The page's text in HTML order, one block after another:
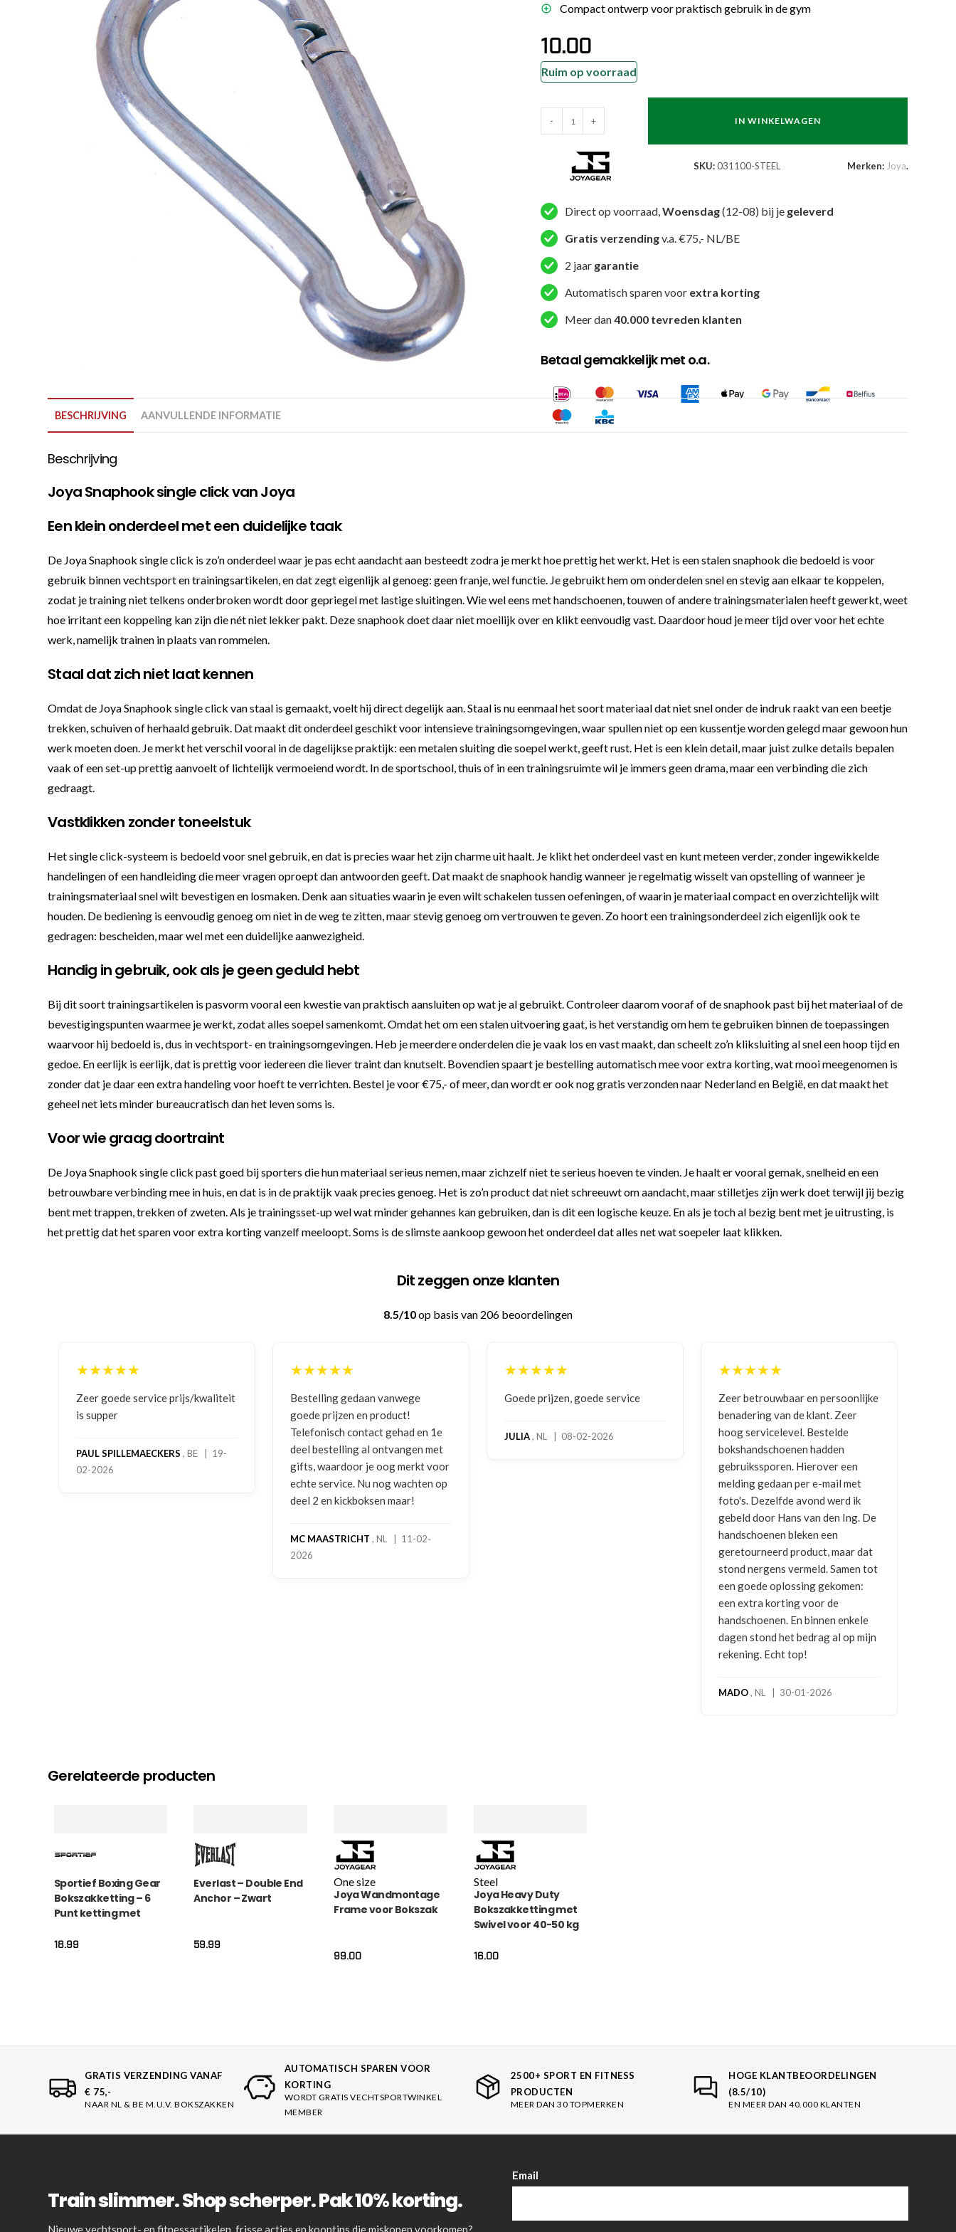
Taekwondo
Brazilian Jiu jitsu
Voor dames
Zakhandschoenen
Trainingsartikelen
Bokszak
Bevestigingsmateriaal
Stoot- en trapkussens
Stootkussens en pads
Compact ontwerp voor praktisch gebruik in de gym
10.00
Ruim op voorraad
Snaphook
aantal
- + IN WINKELWAGEN
SKU:031100-STEEL Merken: Joya.
Direct op voorraad,Woensdag(12-08) bij je geleverd
Gratis verzendingv.a. €75,- NL/BE
2 jaar garantie
Automatisch sparen voor extra korting
Meer dan40.000 tevreden klanten
Betaal gemakkelijk met o.a.
BESCHRIJVING AANVULLENDE INFORMATIE
Beschrijving
Joya Snaphook single click van Joya
Een klein onderdeel met een duidelijke taak
De Joya Snaphook single click is zo’n onderdeel waar je pas echt aandacht aan besteedt zodra je merkt hoe prettig het werkt. Het is een stalen snaphook die bedoeld is voor
gebruik binnen vechtsport en trainingsartikelen, en dat zegt eigenlijk al genoeg: geen franje, wel functie. Je gebruikt hem om onderdelen snel en stevig aan elkaar te koppelen,
zodat je training niet telkens onderbroken wordt door gepriegel met lastige sluitingen. Wie wel eens met handschoenen, touwen of andere trainingsmaterialen heeft gewerkt, weet
hoe irritant een koppeling kan zijn die nét niet lekker pakt. Deze snaphook doet daar niet moeilijk over en klikt eenvoudig vast. Daardoor houd je meer tijd over voor het echte
werk, namelijk trainen in plaats van rommelen.
Staal dat zich niet laat kennen
Omdat de Joya Snaphook single click van staal is gemaakt, voelt hij direct degelijk aan. Staal is nu eenmaal het soort materiaal dat niet snel onder de indruk raakt van een beetje
trekken, schuiven of herhaald gebruik. Dat maakt dit onderdeel geschikt voor intensieve trainingsomgevingen, waar spullen niet op een kussentje worden gelegd maar gewoon hun
werk moeten doen. Je merkt het verschil vooral in de dagelijkse praktijk: een metalen sluiting die soepel werkt, geeft rust. Het is een klein detail, maar juist zulke details bepalen
vaak of een set-up prettig aanvoelt of lichtelijk vermoeiend wordt. In de sportschool, thuis of in een trainingsruimte wil je immers geen drama, maar een verbinding die zich
gedraagt.
Vastklikken zonder toneelstuk
Het single click-systeem is bedoeld voor snel gebruik, en dat is precies waar het zijn charme uit haalt. Je klikt het onderdeel vast en kunt meteen verder, zonder ingewikkelde
handelingen of een handleiding die meer vragen oproept dan antwoorden geeft. Dat maakt de snaphook handig wanneer je regelmatig wisselt van opstelling of wanneer je
trainingsmateriaal snel wilt bevestigen en losmaken. Denk aan situaties waarin je even wilt schakelen tussen oefeningen, of waarin je materiaal compact en overzichtelijk wilt
houden. De bediening is eenvoudig genoeg om niet in de weg te zitten, maar stevig genoeg om vertrouwen te geven. Zo hoort een trainingsonderdeel zich eigenlijk ook te
gedragen: bescheiden, maar wel met een duidelijke aanwezigheid.
Handig in gebruik, ook als je geen geduld hebt
Bij dit soort trainingsartikelen is pasvorm vooral een kwestie van praktisch aansluiten op wat je al gebruikt. Controleer daarom vooraf of de snaphook past bij het materiaal of de
bevestigingspunten waarmee je werkt, zodat alles soepel samenkomt. Omdat het om een stalen uitvoering gaat, is het verstandig om hem te gebruiken binnen de toepassingen
waarvoor hij bedoeld is, dus in vechtsport- en trainingsomgevingen. Heb je meerdere onderdelen die je vaak los en vast maakt, dan scheelt zo’n kliksluiting al snel een hoop tijd en
gedoe. En eerlijk is eerlijk, dat is prettig voor iedereen die liever traint dan knutselt. Bovendien spaart je bestelling automatisch mee voor extra korting, wat mooi meegenomen is
zonder dat je daar een extra handeling voor hoeft te verrichten. Bestel je voor €75,- of meer, dan wordt er ook nog gratis verzonden naar Nederland en België, en dat maakt het
geheel net iets minder bureaucratisch dan het leven soms is.
Voor wie graag doortraint
De Joya Snaphook single click past goed bij sporters die hun materiaal serieus nemen, maar zichzelf niet te serieus hoeven te vinden. Je haalt er vooral gemak, snelheid en een
betrouwbare verbinding mee in huis, en dat is in de praktijk vaak precies genoeg. Het is zo’n product dat niet schreeuwt om aandacht, maar stilletjes zijn werk doet terwijl jij bezig
bent met trappen, trekken of zweten. Als je trainingsset-up wel wat minder gehannes kan gebruiken, dan is dit een logische keuze. En als je toch al bezig bent met je uitrusting, is
het prettig dat het sparen voor extra korting vanzelf meeloopt. Soms is de slimste aankoop gewoon het onderdeel dat alles net wat soepeler laat klikken.
Dit zeggen onze klanten
8.5/10op basis van 206 beoordelingen
★★★★★
Zeer goede service prijs/kwaliteit
is supper
PAUL SPILLEMAECKERS, BE | 19-
02-2026
★★★★★
Bestelling gedaan vanwege
goede prijzen en product!
Telefonisch contact gehad en 1e
deel bestelling al ontvangen met
gifts, waardoor je oog merkt voor
echte service. Nu nog wachten op
deel 2 en kickboksen maar!
MC MAASTRICHT, NL | 11-02-
★★★★★
Goede prijzen, goede service
JULIA, NL | 08-02-2026
★★★★★
Zeer betrouwbaar en persoonlijke
benadering van de klant. Zeer
hoog servicelevel. Bestelde
bokshandschoenen hadden
gebruikssporen. Hierover een
melding gedaan per e-mail met
foto's. Dezelfde avond werd ik
gebeld door Hans van den Ing. De
handschoenen bleken een
geretourneerd product, maar dat
stond nergens vermeld. Samen tot
een goede oplossing gekomen:
een extra korting voor de
handschoenen. En binnen enkele
dagen stond het bedrag al op mijn
rekening. Echt top!
MADO, NL | 30-01-2026
Gerelateerde producten
Sportief Boxing Gear
Bokszakketting – 6
Punt ketting met
18.99
Everlast – Double End
Anchor – Zwart
59.99
One size
Joya Wandmontage
Frame voor Bokszak
99.00
Steel
Joya Heavy Duty
Bokszakketting met
Swivel voor 40-50 kg
16.00
GRATIS VERZENDING VANAF
€ 75,-
NAAR NL & BE M.U.V. BOKSZAKKEN
AUTOMATISCH SPAREN VOOR
KORTING
WORDT GRATIS VECHTSPORTWINKEL
MEMBER
2500+ SPORT EN FITNESS
PRODUCTEN
MEER DAN 30 TOPMERKEN
HOGE KLANTBEOORDELINGEN
(8.5/10)
EN MEER DAN 40.000 KLANTEN
Train slimmer. Shop scherper. Pak 10% korting.
Nieuwe vechtsport- en fitnessartikelen, frisse acties en kooptips die miskopen voorkomen?
Email